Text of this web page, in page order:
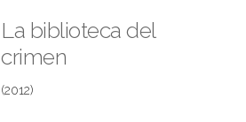
La biblioteca del
crimen
(2012)